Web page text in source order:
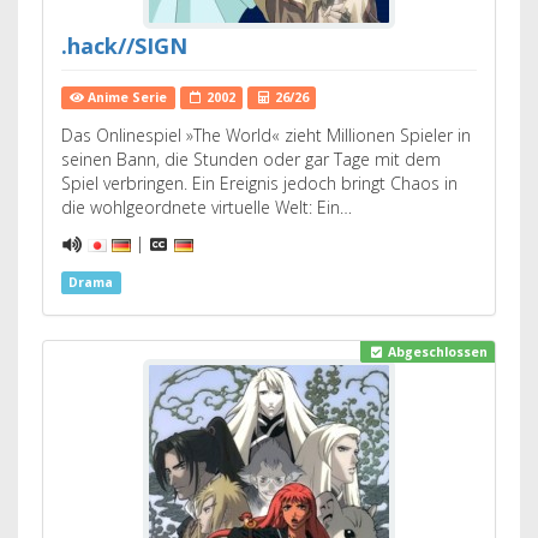
.hack//SIGN
Anime Serie 2002 26/26
Das Onlinespiel »The World« zieht Millionen Spieler in
seinen Bann, die Stunden oder gar Tage mit dem
Spiel verbringen. Ein Ereignis jedoch bringt Chaos in
die wohlgeordnete virtuelle Welt: Ein…
|
Drama
Abgeschlossen